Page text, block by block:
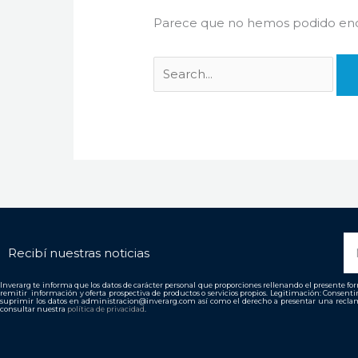
Parece que no hemos podido
Recibí nuestras noticias
Inverarg te informa que los datos de carácter personal que proporciones rellenando el presente
remitir información y oferta prospectiva de productos o servicios propios. Legitimación:
suprimir los datos en administracion@inverarg.com así como el derecho a presentar una
consultar nuestra política de privacidad.